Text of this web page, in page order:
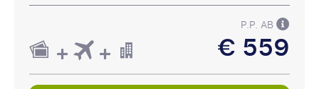
P.P. AB
€ 559